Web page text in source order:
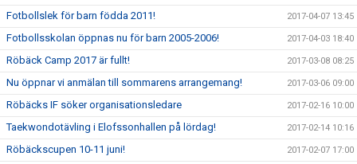
Fotbollslek för barn födda 2011! 2017-04-07 13:45
Fotbollsskolan öppnas nu för barn 2005-2006! 2017-04-03 18:40
Röbäck Camp 2017 är fullt! 2017-03-08 08:25
Nu öppnar vi anmälan till sommarens arrangemang! 2017-03-06 09:00
Röbäcks IF söker organisationsledare 2017-02-16 10:00
Taekwondotävling i Elofssonhallen på lördag! 2017-02-14 10:16
Röbäckscupen 10-11 juni! 2017-02-07 17:00